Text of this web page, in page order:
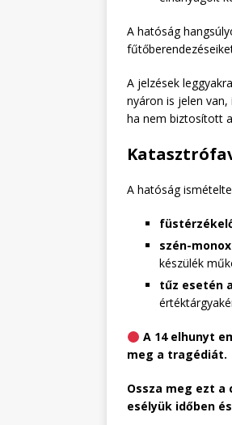
A hatóság
A jelzések
nyáron is jelen van,
ha nem biztosított
A hatóság
szén-
készülék
tűz esetén
A 14 elhunyt
meg a tragédiát.
Ossza meg ezt
esélyük időben